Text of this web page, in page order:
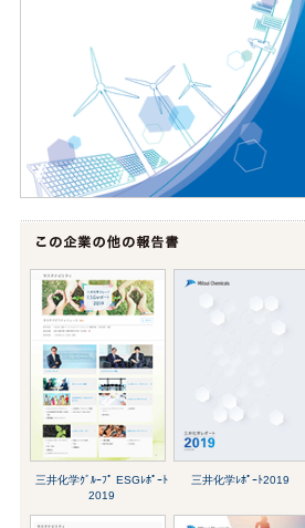
三井化学ｸﾞﾙｰﾌﾟ ESGﾚﾎﾟｰﾄ
2019
三井化学ﾚﾎﾟｰﾄ2019